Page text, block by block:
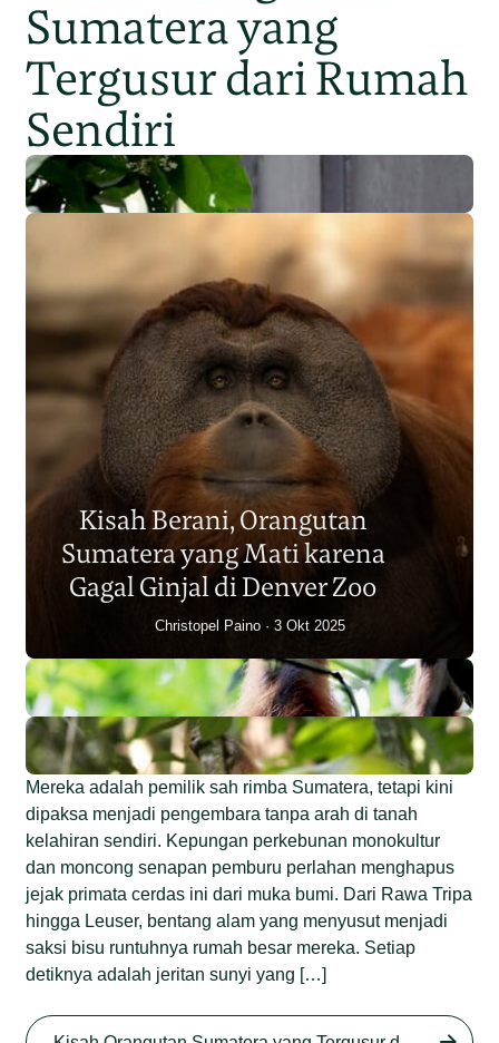
Sumatera yang
Tergusur dari Rumah
Sendiri
Populasi Orangutan
Sumatera Berkurang 2.700
Individu dalam Satu Dekade?
Junaidi Hanafiah 14 Jul 2026
Kisah Berani, Orangutan
Sumatera yang Mati karena
Gagal Ginjal di Denver Zoo
Christopel Paino 3 Okt 2025
Sumatera di Rawa Tripa
Mereka adalah pemilik sah rimba Sumatera, tetapi kini
dipaksa menjadi pengembara tanpa arah di tanah
kelahiran sendiri. Kepungan perkebunan monokultur
dan moncong senapan pemburu perlahan menghapus
jejak primata cerdas ini dari muka bumi. Dari Rawa Tripa
hingga Leuser, bentang alam yang menyusut menjadi
saksi bisu runtuhnya rumah besar mereka. Setiap
detiknya adalah jeritan sunyi yang […]